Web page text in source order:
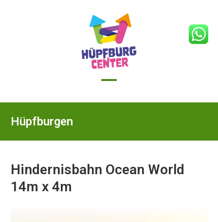
Hüpfburgen
Hindernisbahn Ocean World
14m x 4m